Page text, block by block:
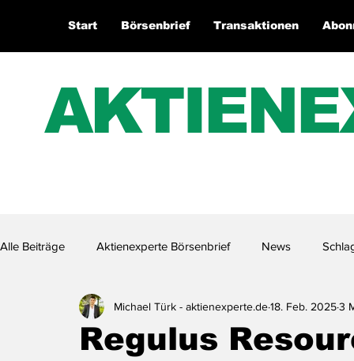
Start Börsenbrief Transaktionen
Alle Beiträge Aktienexperte Börsenbrief News
Aktienexperte.TV
Regulus
Michael Türk - aktienexperte.de18. Feb. 20253